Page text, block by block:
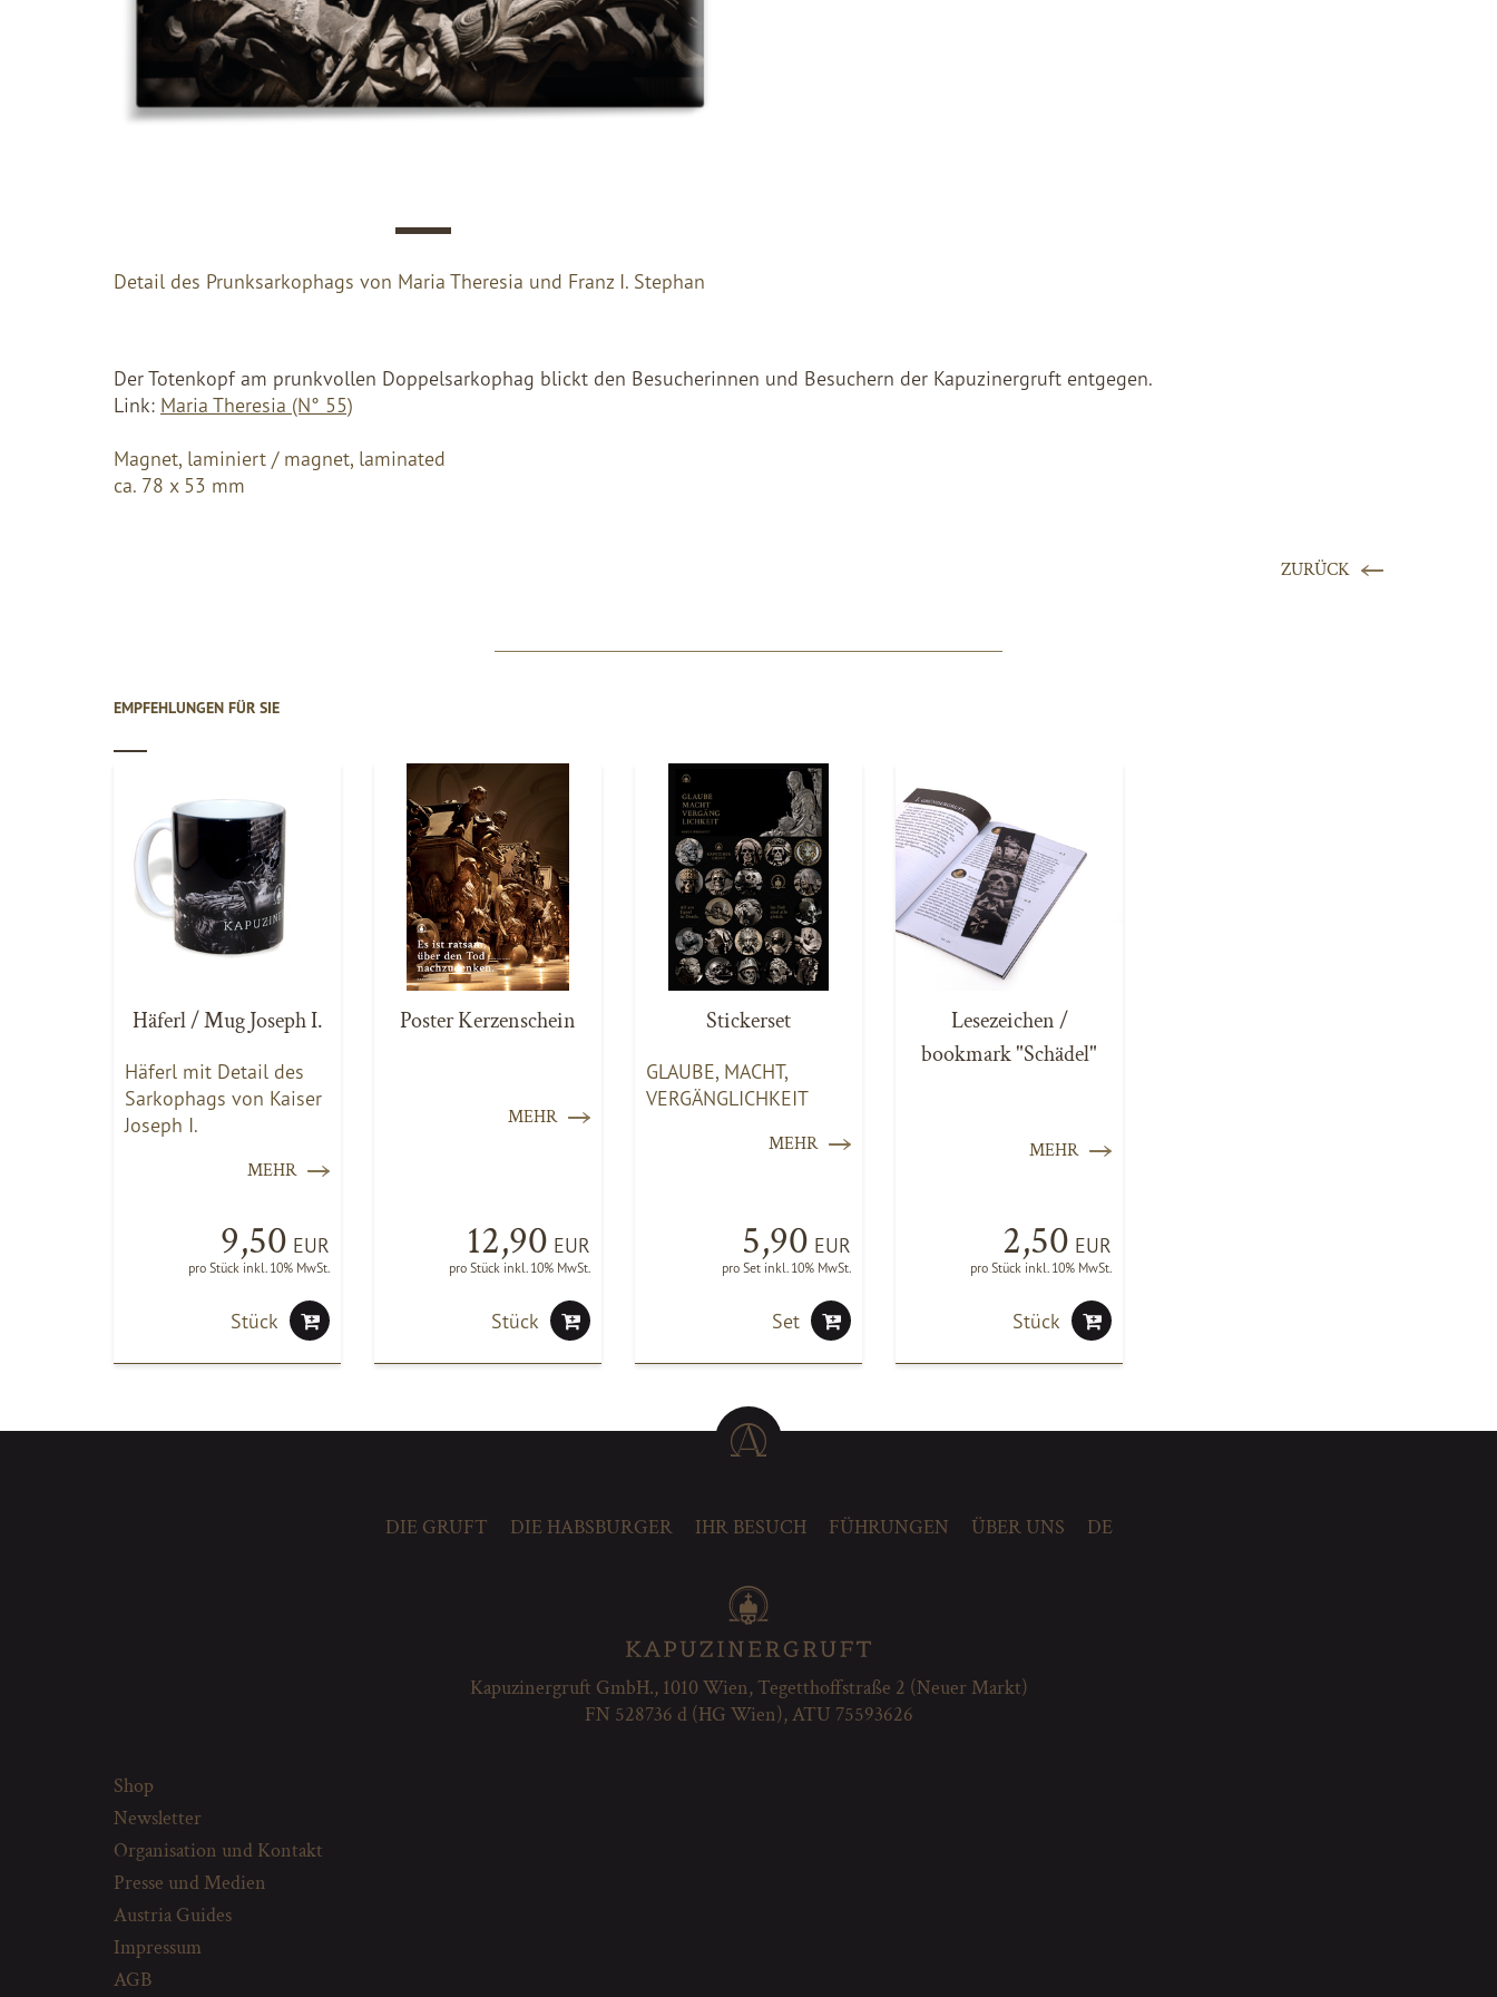
Detail des Prunksarkophags von Maria Theresia und Franz I. Stephan
Der Totenkopf am prunkvollen Doppelsarkophag blickt den Besucherinnen und Besuchern der Kapuzinergruft entgegen.
Link: Maria Theresia (N° 55)
Magnet, laminiert / magnet, laminated
ca. 78 x 53 mm
ZURÜCK
EMPFEHLUNGEN FÜR SIE
Häferl / Mug Joseph I.
Häferl mit Detail des
Sarkophags von Kaiser
Joseph I.
MEHR
9,50 EUR
pro Stück inkl. 10% MwSt.
Stück
Poster Kerzenschein
MEHR
12,90 EUR
pro Stück inkl. 10% MwSt.
Stück
Stickerset
GLAUBE, MACHT,
VERGÄNGLICHKEIT
MEHR
5,90 EUR
pro Set inkl. 10% MwSt.
Set
Lesezeichen /
bookmark "Schädel"
MEHR
2,50 EUR
pro Stück inkl. 10% MwSt.
Stück
DIE GRUFT DIE HABSBURGER IHR BESUCH FÜHRUNGEN ÜBER UNS DE
Kapuzinergruft GmbH., 1010 Wien, Tegetthoffstraße 2 (Neuer Markt)
FN 528736 d (HG Wien), ATU 75593626
Shop
Newsletter
Organisation und Kontakt
Presse und Medien
Austria Guides
Impressum
AGB